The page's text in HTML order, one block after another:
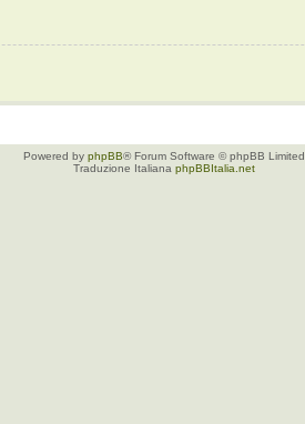
Powered by phpBB® Forum Software © phpBB Limited
Traduzione Italiana phpBBItalia.net